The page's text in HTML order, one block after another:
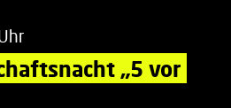
„5 vor